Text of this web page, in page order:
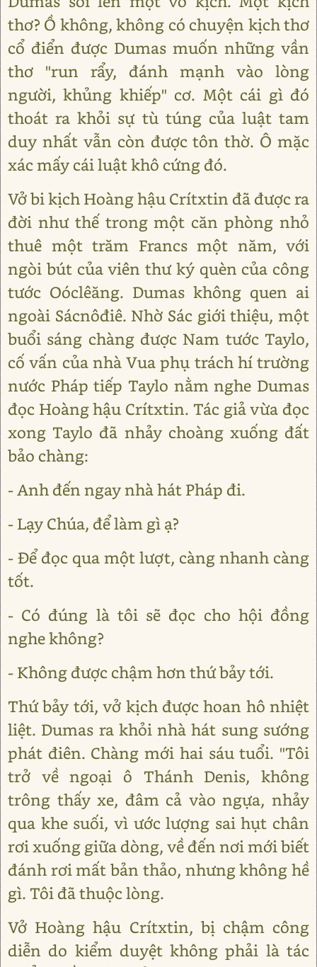
thơ? Ồ không, không có chuyện kịch thơ
cổ điển được Dumas muốn những vần
thơ "run rẩy, đánh mạnh vào lòng
người, khủng khiếp" cơ. Một cái gì đó
thoát ra khỏi sự tù túng của luật tam
duy nhất vẫn còn được tôn thờ. Ô mặc
xác mấy cái luật khô cứng đó.
Vở bi kịch Hoàng hậu Crítxtin đã được ra
đời như thế trong một căn phòng nhỏ
thuê một trăm Francs một năm, với
ngòi bút của viên thư ký quèn của công
tước Oóclêăng. Dumas không quen ai
ngoài Sácnôđiê. Nhờ Sác giới thiệu, một
buổi sáng chàng được Nam tước Taylo,
cố vấn của nhà Vua phụ trách hí trường
nước Pháp tiếp Taylo nằm nghe Dumas
đọc Hoàng hậu Crítxtin. Tác giả vừa đọc
xong Taylo đã nhảy choàng xuống đất
bảo chàng:
- Anh đến ngay nhà hát Pháp đi.
- Lạy Chúa, để làm gì ạ?
- Để đọc qua một lượt, càng nhanh càng
tốt.
- Có đúng là tôi sẽ đọc cho hội đồng
nghe không?
- Không được chậm hơn thứ bảy tới.
Thứ bảy tới, vở kịch được hoan hô nhiệt
liệt. Dumas ra khỏi nhà hát sung sướng
phát điên. Chàng mới hai sáu tuổi. "Tôi
trở về ngoại ô Thánh Denis, không
trông thấy xe, đâm cả vào ngựa, nhảy
qua khe suối, vì ước lượng sai hụt chân
rơi xuống giữa dòng, về đến nơi mới biết
đánh rơi mất bản thảo, nhưng không hề
gì. Tôi đã thuộc lòng.
Vở Hoàng hậu Crítxtin, bị chậm công
diễn do kiểm duyệt không phải là tác